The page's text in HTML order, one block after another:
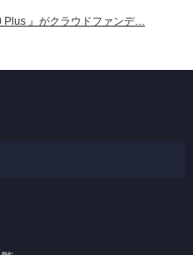
』がクラウドファンデ…